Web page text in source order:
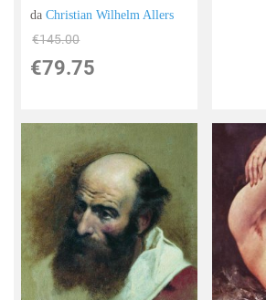
daChristian Wilhelm Allers
€145.00
€79.75